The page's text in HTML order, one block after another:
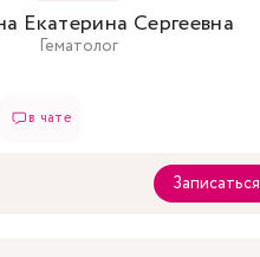
Екатерина Сергеевна
Гематолог
в чате
Записаться